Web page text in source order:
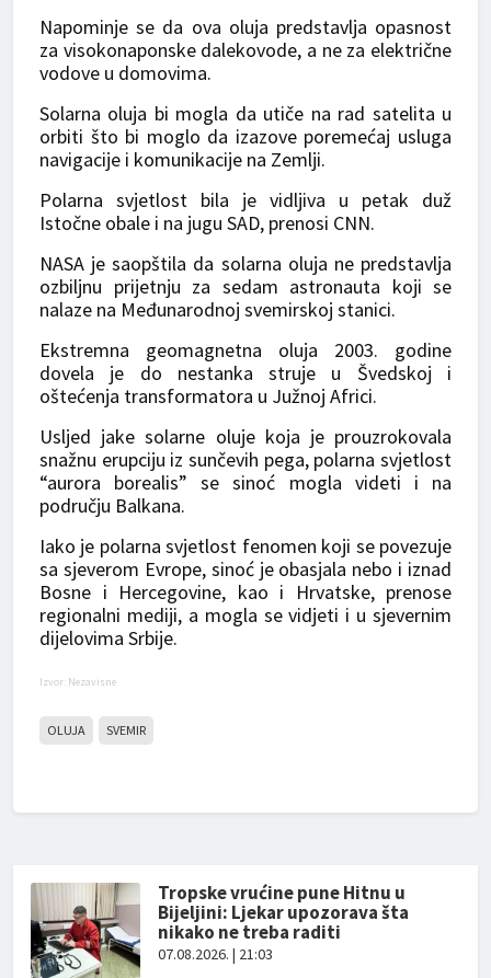
Napominje se da ova oluja predstavlja opasnost
za visokonaponske dalekovode, a ne za električne
vodove u domovima.
Solarna oluja bi mogla da utiče na rad satelita u
orbiti što bi moglo da izazove poremećaj usluga
navigacije i komunikacije na Zemlji.
Polarna svjetlost bila je vidljiva u petak duž
Istočne obale i na jugu SAD, prenosi CNN.
NASA je saopštila da solarna oluja ne predstavlja
ozbiljnu prijetnju za sedam astronauta koji se
nalaze na Međunarodnoj svemirskoj stanici.
Ekstremna geomagnetna oluja 2003. godine
dovela je do nestanka struje u Švedskoj i
oštećenja transformatora u Južnoj Africi.
Usljed jake solarne oluje koja je prouzrokovala
snažnu erupciju iz sunčevih pega, polarna svjetlost
“aurora borealis” se sinoć mogla videti i na
području Balkana.
Iako je polarna svjetlost fenomen koji se povezuje
sa sjeverom Evrope, sinoć je obasjala nebo i iznad
Bosne i Hercegovine, kao i Hrvatske, prenose
regionalni mediji, a mogla se vidjeti i u sjevernim
dijelovima Srbije.
Izvor: Nezavisne
OLUJA SVEMIR
Tropske vrućine pune Hitnu u
Bijeljini: Ljekar upozorava šta
nikako ne treba raditi
07.08.2026. | 21:03